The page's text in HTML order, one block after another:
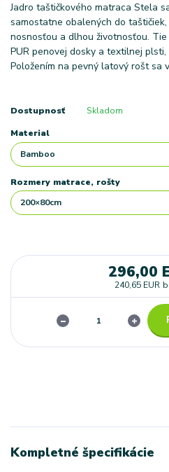
Jadro taštičkového matraca Stela
samostatne obalených do
nosnosťou a dlhou životnosťou.
PUR penovej dosky a textilnej
Položením na pevný latový rošt sa
Dostupnosť Skladom
Material
Rozmery matrace, rošty
296,00
240,65 EUR
Kompletné špecifikácie